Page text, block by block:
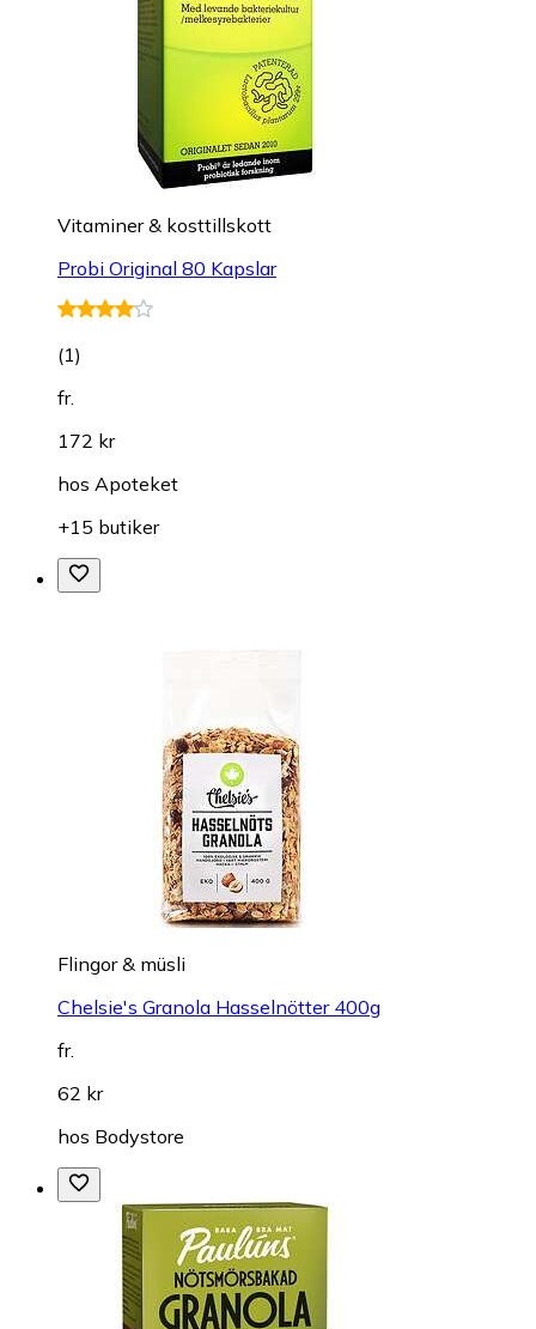
Vitaminer & kosttillskott
Probi Original 80 Kapslar
(1)
fr.
172 kr
hos Apoteket
+15 butiker
Flingor & müsli
Chelsie's Granola Hasselnötter 400g
fr.
62 kr
hos Bodystore